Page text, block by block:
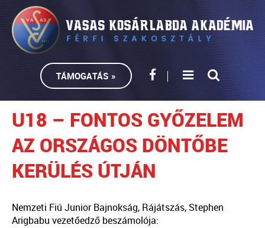
TÁMOGATÁS »
U18 – FONTOS GYŐZELEM
AZ ORSZÁGOS DÖNTŐBE
KERÜLÉS ÚTJÁN
Nemzeti Fiú Junior Bajnokság, Rájátszás, Stephen
Arigbabu vezetőedző beszámolója: